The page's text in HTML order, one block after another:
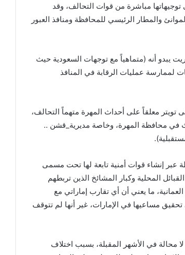
مباشرة من قوات التحالف، وقد
والمطار الرئيسي للمحافظة ومنافذ العبور
أنه (متماهياً مع توجهات السعودية حيث
لممارسة عمليات الرقابة في المنافذ
معلقاً على أحداث المهرة متهماً التحالف،
في محافظة المهرة، وخاصة مديرية_قشن ..
عبر إنشاء قوات أمنية تابعة لها تحت مسمى
المحلية وكبار المشائخ الذين تربطهم
ما يعني أن أي تقارب إماراتي مع
مساعيها في الإمارات، غير أنها لم تتوقف
محالة في الأشهر المقبلة، بسبب اختلاف